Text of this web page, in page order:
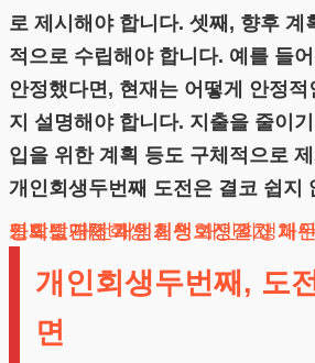
로 제시해야 합니다. 셋째, 향후 계
적으로 수립해야 합니다. 예를 들
안정했다면, 현재는 어떻게 안정
지 설명해야 합니다. 지출을 줄이
입을 위한 계획 등도 구체적으로
개인회생두번째 도전은 결코 쉽지
도박빚개인회생 개인회생절차 개
채무조정제도 대전개인회생 개인회생파
개인회생단점 개인회생보정권고 채
카드값연체 회생신청
개인회생두번째, 도
면